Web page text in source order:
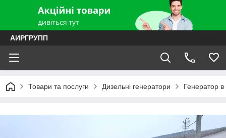
АИРГРУПП
Товари та послуги Дизельні генератори Генератор